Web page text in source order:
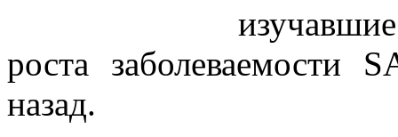
роста заболеваемости
назад.